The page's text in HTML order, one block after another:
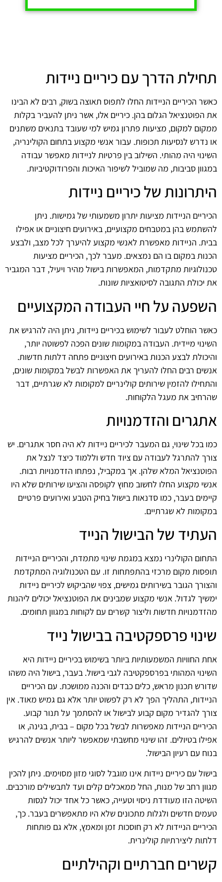
תחילת הדרך עם כיריים ניידות
כאשר הכיריים הניידות החלו לתפוס תאוצה בשוק, רבים לא הבינו
את הפוטנציאל הגלום בהן. כיריים אלו, אשר ניתן להעביר בקלות
ממקום למקום, מציעות פתרון גמיש למי שעובד בתנאים משתנים
או נדרש לנסיעות תכופות. עבור אנשי מקצוע בתחום הקולינריה,
השינוי היה מהותי. השילוב בין פרטיות לניידות מאפשר עבודה
במגוון סביבות, מה שמוביל לשיפור האיכות והפרודוקטיביות.
היתרונות של כיריים ניידות
הכיריים הניידות מציעות יתרון משמעותי של גמישות. ניתן
להשתמש בהן במטבחים מקצועיים, באירועים חיצוניים או אפילו
בבית. הניידות מאפשרת לאנשי מקצוע להיערך לכל מצב, ולבצע
הכנות במקום בו הם נמצאים. מעבר לכך, הכיריים מציעות
טכנולוגיות מתקדמות, המאפשרות בישול מהיר ויעיל, דבר המגביר
את יכולת התגובה לסיטואציות שונות.
השפעה על חיי העבודה המקצועיים
כאשר הוחלט לעבור לשימוש בכיריים ניידות, ניתן היה להרגיש את
השינוי מיידית. העבודה במקומות שונים הפכה לפשוטה יותר,
והיכולת לבצע הכנות באירועים חיצוניים פתחה דלתות חדשות.
אנשים רבים החלו להעריך את האפשרות לבשל במקומות שונים,
והתחילו להזמין שירותים קולינריים למקומות לא שגרתיים, דבר
שהרחיב את מעגל הלקוחות.
אתגרים והזדמנויות
כמו בכל שינוי, גם המעבר לכיריים ניידות לא היה חסר אתגרים. יש
צורך להתרגל לעבודה עם ציוד חדש וללמוד כיצד לנצל את
הפוטנציאל המלא שלהן. אך במקביל, נפתחו הזדמנויות רבות.
אנשי מקצוע החלו לחשוב מחוץ לקופסה והציעו שירותים שלא היו
קיימים בעבר, כמו סדנאות בישול בחיק הטבע ואירועים פרטיים
במקומות לא שגרתיים.
העתיד של הבישול הנייד
התחום הקולינרי נמצא במגמת שינוי מתמדת, והכיריים הניידות
תופסות מקום מרכזי בהתפתחות זו. עם הטכנולוגיה המתקדמת
והצורך הגובר בשירותים גמישים, צפוי שהביקוש לכיריים ניידות
ימשיך לגדול. אנשי מקצוע שמבינים את הפוטנציאל יכולים ליהנות
מהזדמנויות חדשות וליצור קשרים עם לקוחות במגוון תחומים.
שינוי פרספקטיבה בבישול נייד
אחת החוויות המשמעותיות ביותר בשימוש בכיריים ניידות היא
השינוי המהותי בפרספקטיבה לגבי בישול. בעבר, בישול היה משהו
שדורש תכנון מראש, כלים כבדים והכנה ממושכת. עם הכיריים
הניידות, התהליך הפך לא רק לפשוט יותר אלא גם גמיש מאוד. אין
צורך להגדיר מקום קבוע לבישול או להסתמך על תנור קבוע.
הכיריים הניידות מאפשרות לבשל בכל מקום – בבית, בגינה, או
אפילו בטיולים. זהו שינוי מחשבתי שמאפשר ליותר אנשים להרגיש
בנוח עם רעיון הבישול.
בישול עם כיריים ניידות אינו מוגבל לסוגי מזון מסוימים. ניתן להכין
מגוון רחב של מנות, החל ממאכלים קלים ועד לתבשילים מורכבים.
השיטה הזו מעודדת ניסוי וטעייה, כאשר כל אחד יכול לנסות
טעמים חדשים ולגלות מתכונים שלא היו מתאפשרים בעבר. כך,
הכיריים הניידות לא רק חוסכות זמן ומאמץ, אלא גם פותחות
דלתות ליצירתיות קולינרית.
קשרים חברתיים וקהילתיים